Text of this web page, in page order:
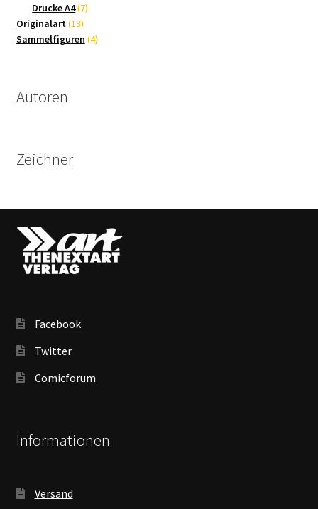
Produkte
Drucke A4 77
Originalart 1313
Produkte
Sammelfiguren 44
Autoren
Zeichner
Facebook
Twitter
Comicforum
Informationen
Versand